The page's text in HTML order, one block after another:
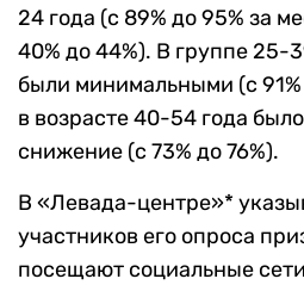
24 года (с 89% до 95% за
40% до 44%). В группе 25-
были минимальными (с
в возрасте 40-54 года
снижение (с 73% до 76%).
В «Левада-центре»*
участников его опроса
посещают социальные